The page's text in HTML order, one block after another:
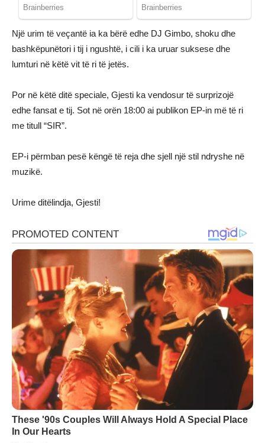
Një urim të veçantë ia ka bërë edhe DJ Gimbo, shoku dhe
bashkëpunëtori i tij i ngushtë, i cili i ka uruar suksese dhe
lumturi në këtë vit të ri të jetës.
Por në këtë ditë speciale, Gjesti ka vendosur të surprizojë
edhe fansat e tij. Sot në orën 18:00 ai publikon EP-in më të ri
me titull “SIR”.
EP-i përmban pesë këngë të reja dhe sjell një stil ndryshe në
muzikë.
Urime ditëlindja, Gjesti!